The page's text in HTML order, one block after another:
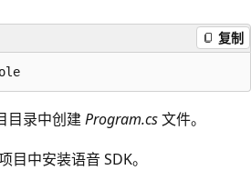
复制
目录中创建Program.cs文件。
目中安装语音 SDK。